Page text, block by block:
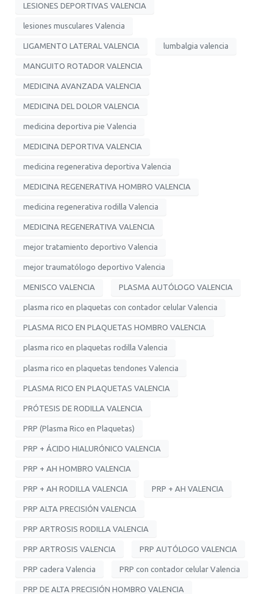
LESIONES DEPORTIVAS VALENCIA
lesiones musculares Valencia
LIGAMENTO LATERAL VALENCIA lumbalgia valencia
MANGUITO ROTADOR VALENCIA
MEDICINA AVANZADA VALENCIA
MEDICINA DEL DOLOR VALENCIA
medicina deportiva pie Valencia
MEDICINA DEPORTIVA VALENCIA
medicina regenerativa deportiva Valencia
MEDICINA REGENERATIVA HOMBRO VALENCIA
medicina regenerativa rodilla Valencia
MEDICINA REGENERATIVA VALENCIA
mejor tratamiento deportivo Valencia
mejor traumatólogo deportivo Valencia
MENISCO VALENCIA PLASMA AUTÓLOGO VALENCIA
plasma rico en plaquetas con contador celular Valencia
PLASMA RICO EN PLAQUETAS HOMBRO VALENCIA
plasma rico en plaquetas rodilla Valencia
plasma rico en plaquetas tendones Valencia
PLASMA RICO EN PLAQUETAS VALENCIA
PRÓTESIS DE RODILLA VALENCIA
PRP (Plasma Rico en Plaquetas)
PRP + ÁCIDO HIALURÓNICO VALENCIA
PRP + AH HOMBRO VALENCIA
PRP + AH RODILLA VALENCIA PRP + AH VALENCIA
PRP ALTA PRECISIÓN VALENCIA
PRP ARTROSIS RODILLA VALENCIA
PRP ARTROSIS VALENCIA PRP AUTÓLOGO VALENCIA
PRP cadera Valencia PRP con contador celular Valencia
PRP DE ALTA PRECISIÓN HOMBRO VALENCIA